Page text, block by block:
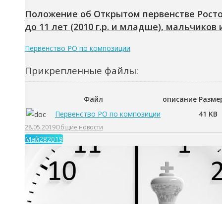
Положение об Открытом первенстве
до 11 лет (2010 г.р. и младше), мальчиков
Первенство РО по композиции
Прикрепленные файлы:
Файл описание
Первенство РО по композиции
41 KB
28.05.2019Общие новости
Май282019